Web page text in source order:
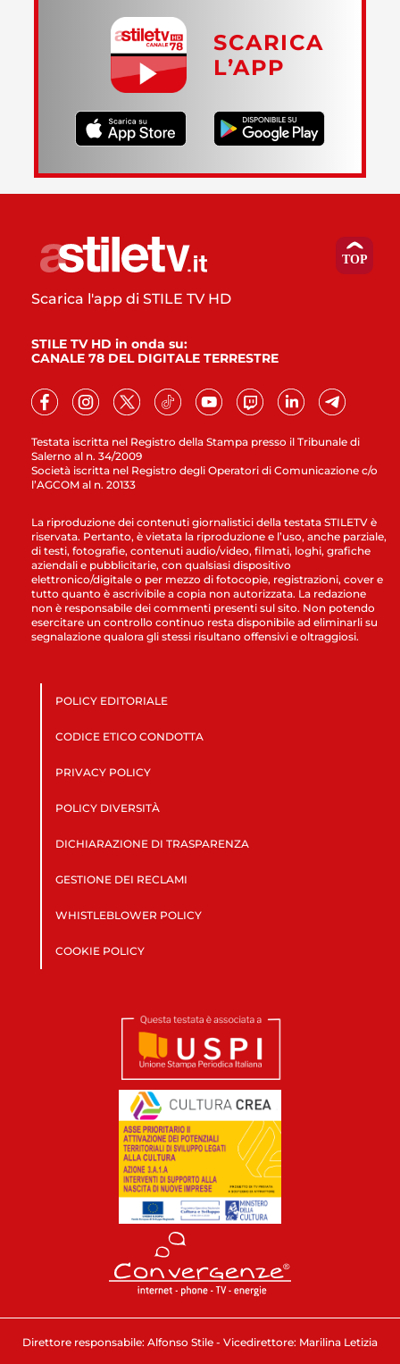
SCARICA
L’APP
Testata iscritta nel Registro della Stampa presso il Tribunale di
Salerno al n. 34/2009
Società iscritta nel Registro degli Operatori di Comunicazione c/o
l’AGCOM al n. 20133
Scarica l'app di STILE TV HD
STILE TV HD in onda su:
CANALE 78 DEL DIGITALE TERRESTRE
La riproduzione dei contenuti giornalistici della testata STILETV è
riservata. Pertanto, è vietata la riproduzione e l’uso, anche parziale,
di testi, fotografie, contenuti audio/video, filmati, loghi, grafiche
aziendali e pubblicitarie, con qualsiasi dispositivo
elettronico/digitale o per mezzo di fotocopie, registrazioni, cover e
tutto quanto è ascrivibile a copia non autorizzata. La redazione
non è responsabile dei commenti presenti sul sito. Non potendo
esercitare un controllo continuo resta disponibile ad eliminarli su
segnalazione qualora gli stessi risultano offensivi e oltraggiosi.
POLICY EDITORIALE
CODICE ETICO CONDOTTA
PRIVACY POLICY
POLICY DIVERSITÀ
DICHIARAZIONE DI TRASPARENZA
GESTIONE DEI RECLAMI
WHISTLEBLOWER POLICY
COOKIE POLICY
Direttore responsabile: Alfonso Stile - Vicedirettore: Marilina Letizia